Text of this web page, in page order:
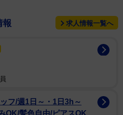
報 求人情報一覧へ
フ/週1日～・1日3h～
OK/髪色自由/ピアスOK